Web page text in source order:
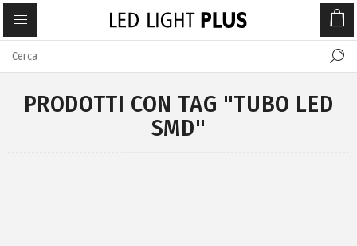
PRODOTTI CON TAG "TUBO LED
SMD"